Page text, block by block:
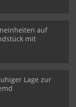
auf
mit
Lage zur